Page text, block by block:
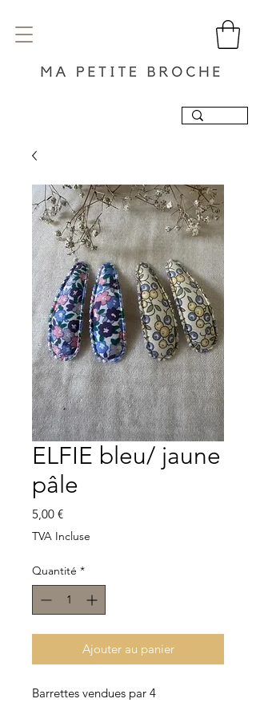
ELFIE bleu/ jaune
pâle
5,00 €Prix
TVA Incluse
Quantité *
Ajouter au panier
Barrettes vendues par 4